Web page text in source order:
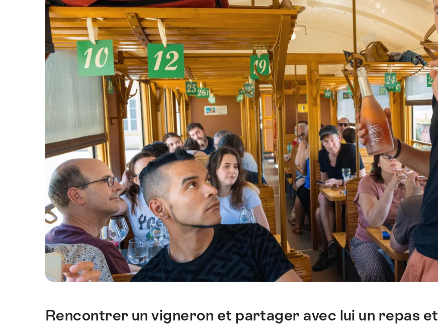
Introduction
Rencontrer un vigneron et partager avec lui un repas et